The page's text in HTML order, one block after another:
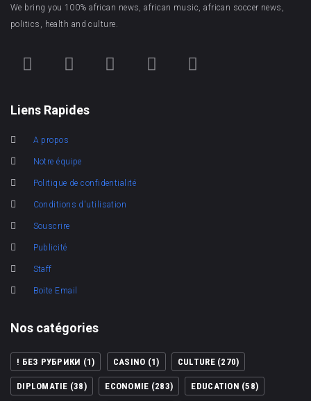
We bring you 100% african news, african music, african soccer news,
politics, health and culture.
Liens Rapides
A propos
Notre équipe
Politique de confidentialité
Conditions d'utilisation
Souscrire
Publicité
Staff
Boite Email
Nos catégories
! БЕЗ РУБРИКИ (1) CASINO (1) CULTURE(270)
DIPLOMATIE (38) ECONOMIE (283) EDUCATION (58)